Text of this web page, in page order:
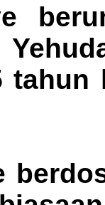
tahun